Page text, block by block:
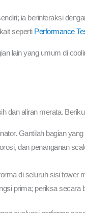
ia berinteraksi
seperti Performance
lain yang umum di
dan aliran merata.
Gantilah bagian
dan penanganan
di seluruh sisi tower
prima; periksa